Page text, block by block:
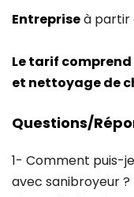
Entrepriseà partir
Le tarif
et nettoyage de
Questions/
1- Comment puis-
avec sanibroyeur ?